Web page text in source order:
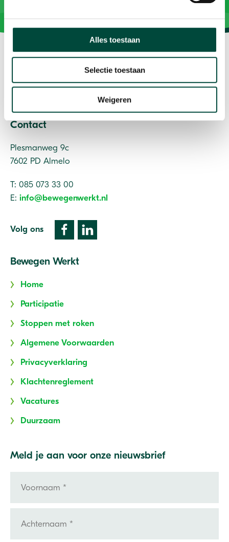
Alles toestaan
Selectie toestaan
Weigeren
Vitaliteit als resultaat
Contact
Plesmanweg 9c
7602 PD Almelo
T: 085 073 33 00
E: info@bewegenwerkt.nl
Volg ons
Bewegen Werkt
Home
Participatie
Stoppen met roken
Algemene Voorwaarden
Privacyverklaring
Klachtenreglement
Vacatures
Duurzaam
Meld je aan voor onze nieuwsbrief